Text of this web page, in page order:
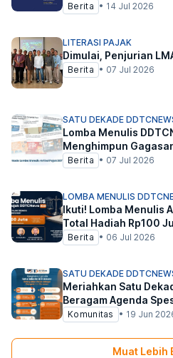
Berita • 14 Jul 2026
LITERASI PAJAK
Dimulai, Penjurian
Berita • 07 Jul 2026
SATU DEKADE
Lomba Menulis
Menghimpun
Berita • 07 Jul 2026
LOMBA MENULIS
Ikuti! Lomba Menulis
Total Hadiah Rp100
Berita • 06 Jul 2026
SATU DEKADE
Meriahkan Satu
Beragam Agenda
Komunitas • 19 Jun
Muat Lebih